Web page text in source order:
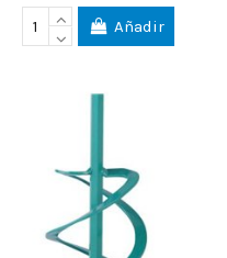
Añadir